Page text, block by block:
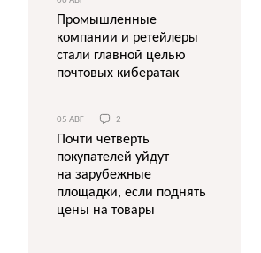
Промышленные
компании и ретейлеры
стали главной целью
почтовых кибератак
05 АВГ 2
Почти четверть
покупателей уйдут
на зарубежные
площадки, если поднять
цены на товары